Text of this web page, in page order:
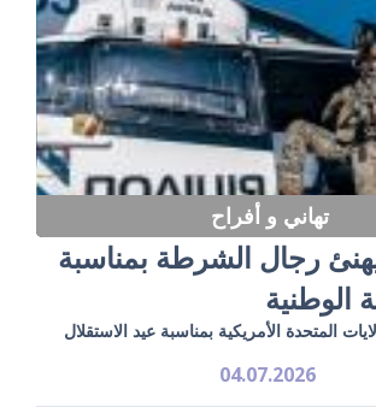
تهاني و أفراح
رجال الشرطة بمناسبة
الوطنية
المتحدة الأمريكية بمناسبة عيد الاستقلال
04.07.2026